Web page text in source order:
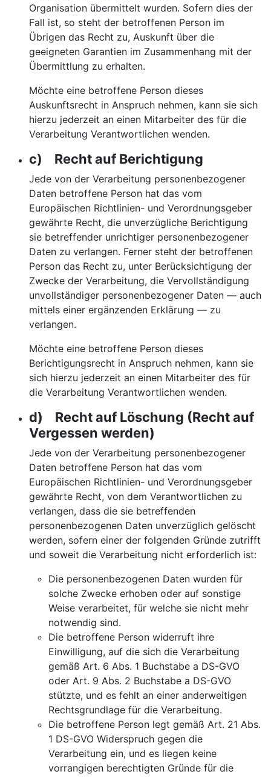
Organisation übermittelt wurden. Sofern dies der
Fall ist, so steht der betroffenen Person im
Übrigen das Recht zu, Auskunft über die
geeigneten Garantien im Zusammenhang mit der
Übermittlung zu erhalten.
Möchte eine betroffene Person dieses
Auskunftsrecht in Anspruch nehmen, kann sie sich
hierzu jederzeit an einen Mitarbeiter des für die
Verarbeitung Verantwortlichen wenden.
c) Recht auf Berichtigung
Jede von der Verarbeitung personenbezogener
Daten betroffene Person hat das vom
Europäischen Richtlinien- und Verordnungsgeber
gewährte Recht, die unverzügliche Berichtigung
sie betreffender unrichtiger personenbezogener
Daten zu verlangen. Ferner steht der betroffenen
Person das Recht zu, unter Berücksichtigung der
Zwecke der Verarbeitung, die Vervollständigung
unvollständiger personenbezogener Daten — auch
mittels einer ergänzenden Erklärung — zu
verlangen.
Möchte eine betroffene Person dieses
Berichtigungsrecht in Anspruch nehmen, kann sie
sich hierzu jederzeit an einen Mitarbeiter des für
die Verarbeitung Verantwortlichen wenden.
d) Recht auf Löschung (Recht auf
Vergessen werden)
Jede von der Verarbeitung personenbezogener
Daten betroffene Person hat das vom
Europäischen Richtlinien- und Verordnungsgeber
gewährte Recht, von dem Verantwortlichen zu
verlangen, dass die sie betreffenden
personenbezogenen Daten unverzüglich gelöscht
werden, sofern einer der folgenden Gründe zutrifft
und soweit die Verarbeitung nicht erforderlich ist:
Die personenbezogenen Daten wurden für
solche Zwecke erhoben oder auf sonstige
Weise verarbeitet, für welche sie nicht mehr
notwendig sind.
Die betroffene Person widerruft ihre
Einwilligung, auf die sich die Verarbeitung
gemäß Art. 6 Abs. 1 Buchstabe a DS-GVO
oder Art. 9 Abs. 2 Buchstabe a DS-GVO
stützte, und es fehlt an einer anderweitigen
Rechtsgrundlage für die Verarbeitung.
Die betroffene Person legt gemäß Art. 21 Abs.
1 DS-GVO Widerspruch gegen die
Verarbeitung ein, und es liegen keine
vorrangigen berechtigten Gründe für die